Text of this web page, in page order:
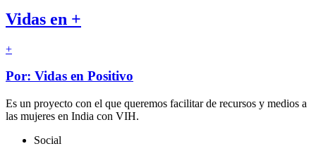
Vidas en +
+
Por: Vidas en Positivo
Es un proyecto con el que queremos facilitar de recursos y medios a
las mujeres en India con VIH.
Social